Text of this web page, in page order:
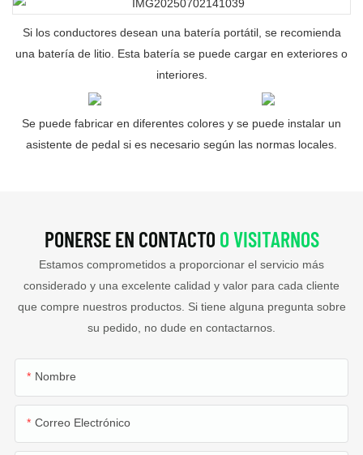
Si los conductores desean una batería portátil, se recomienda
una batería de litio. Esta batería se puede cargar en exteriores o
interiores.
Se puede fabricar en diferentes colores y se puede instalar un
asistente de pedal si es necesario según las normas locales.
PONERSE EN CONTACTO O VISITARNOS
Estamos comprometidos a proporcionar el servicio más
considerado y una excelente calidad y valor para cada cliente
que compre nuestros productos. Si tiene alguna pregunta sobre
su pedido, no dude en contactarnos.
Nombre
Correo Electrónico